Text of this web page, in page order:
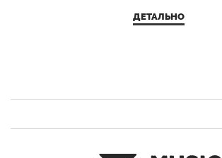
ДЕТАЛЬНО